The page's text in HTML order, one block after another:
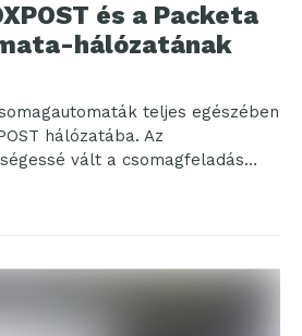
és a Packeta
hálózatának
teljes egészében
hálózatába. Az
vált a csomagfeladás
az új FOXPOST